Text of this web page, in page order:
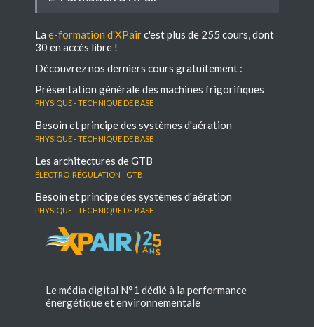
La e-formation d'XPairc'est plus de 255 cours, dont
30 en accès libre !
Découvrez nos derniers cours gratuitement :
Présentation générale des machines frigorifiques
Physique - Technique de base
Besoin et principe des systèmes d'aération
Physique - Technique de base
Les architectures de GTB
électro-régulation - GTB
Besoin et principe des systèmes d'aération
Physique - Technique de base
Le média digital N°1 dédié à la performance
énergétique et environnementale